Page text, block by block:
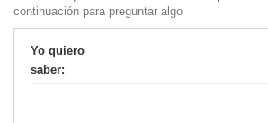
continuación para preguntar algo
Yo quiero
saber: